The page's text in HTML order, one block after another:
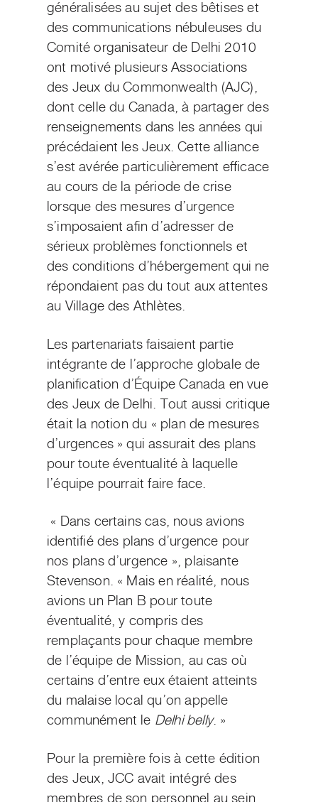
généralisées au sujet des bêtises et
des communications nébuleuses du
Comité organisateur de Delhi 2010
ont motivé plusieurs Associations
des Jeux du Commonwealth (AJC),
dont celle du Canada, à partager des
renseignements dans les années qui
précédaient les Jeux. Cette alliance
s’est avérée particulièrement efficace
au cours de la période de crise
lorsque des mesures d’urgence
s’imposaient afin d’adresser de
sérieux problèmes fonctionnels et
des conditions d’hébergement qui ne
répondaient pas du tout aux attentes
au Village des Athlètes.
Les partenariats faisaient partie
intégrante de l’approche globale de
planification d’Équipe Canada en vue
des Jeux de Delhi. Tout aussi critique
était la notion du « plan de mesures
d’urgences » qui assurait des plans
pour toute éventualité à laquelle
l’équipe pourrait faire face.
« Dans certains cas, nous avions
identifié des plans d’urgence pour
nos plans d’urgence », plaisante
Stevenson. « Mais en réalité, nous
avions un Plan B pour toute
éventualité, y compris des
remplaçants pour chaque membre
de l’équipe de Mission, au cas où
certains d’entre eux étaient atteints
du malaise local qu’on appelle
communément le Delhi belly. »
Pour la première fois à cette édition
des Jeux, JCC avait intégré des
membres de son personnel au sein